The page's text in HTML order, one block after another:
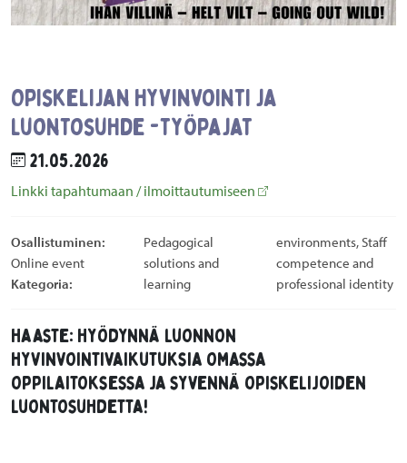
Opiskelijan hyvinvointi ja
luontosuhde -työpajat
21.05.2026
Linkki tapahtumaan / ilmoittautumiseen
Osallistuminen:
Online event
Kategoria:
Pedagogical
solutions and
learning
environments, Staff
competence and
professional identity
Haaste: Hyödynnä luonnon
hyvinvointivaikutuksia omassa
oppilaitoksessa ja syvennä opiskelijoiden
luontosuhdetta!